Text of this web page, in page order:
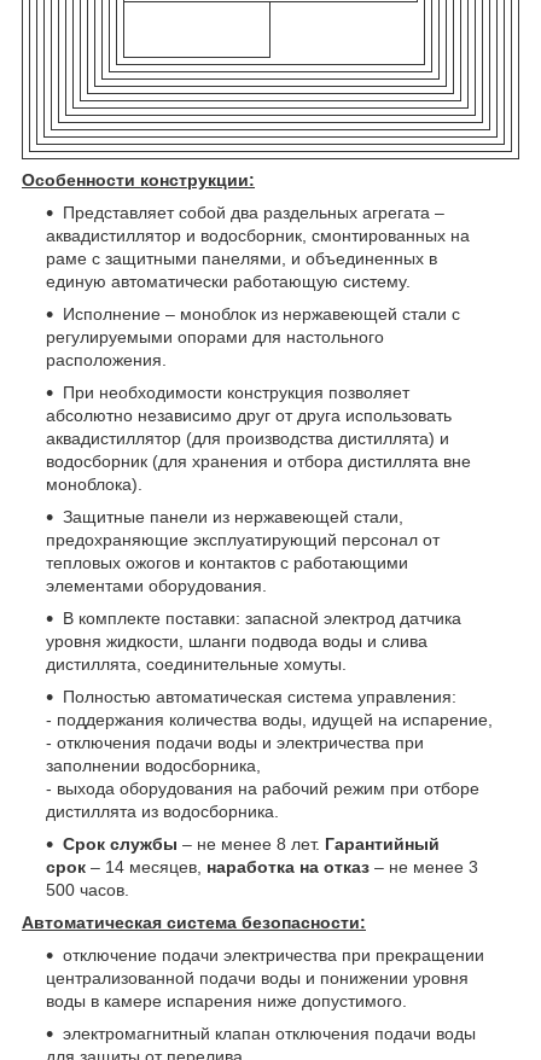
Особенности конструкции:
Представляет собой два раздельных агрегата –
аквадистиллятор и водосборник, смонтированных на
раме с защитными панелями, и объединенных в
единую автоматически работающую систему.
Исполнение – моноблок из нержавеющей стали с
регулируемыми опорами для настольного
расположения.
При необходимости конструкция позволяет
абсолютно независимо друг от друга использовать
аквадистиллятор (для производства дистиллята) и
водосборник (для хранения и отбора дистиллята вне
моноблока).
Защитные панели из нержавеющей стали,
предохраняющие эксплуатирующий персонал от
тепловых ожогов и контактов с работающими
элементами оборудования.
В комплекте поставки: запасной электрод датчика
уровня жидкости, шланги подвода воды и слива
дистиллята, соединительные хомуты.
Полностью автоматическая система управления:
- поддержания количества воды, идущей на испарение,
- отключения подачи воды и электричества при
заполнении водосборника,
- выхода оборудования на рабочий режим при отборе
дистиллята из водосборника.
Срок службы – не менее 8 лет. Гарантийный
срок – 14 месяцев, наработка на отказ – не менее 3
500 часов.
Автоматическая система безопасности:
отключение подачи электричества при прекращении
централизованной подачи воды и понижении уровня
воды в камере испарения ниже допустимого.
электромагнитный клапан отключения подачи воды
для защиты от перелива.